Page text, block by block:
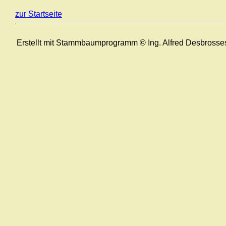
zur Startseite
Erstellt mit Stammbaumprogramm © Ing. Alfred